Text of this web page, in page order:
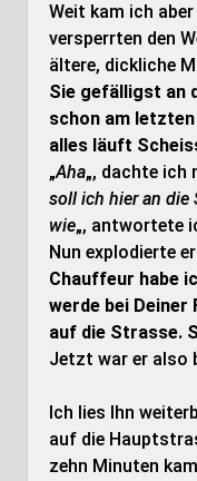
Weit kam ich
versperrten den
ältere, dickliche
Sie gefälligst an
schon am
alles läuft
„Aha„, dachte ich
soll ich hier an die
wie„, antwortete
Nun explodierte
Chauffeur habe
werde bei Deiner
auf die Strasse.
Jetzt war er also
Ich lies Ihn
auf die
zehn Minuten